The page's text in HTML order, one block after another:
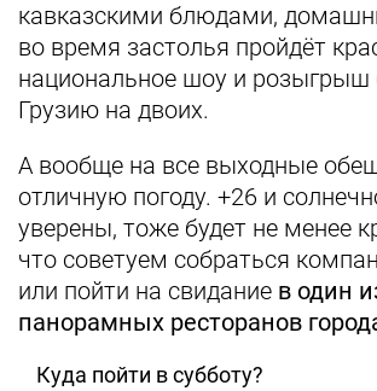
кавказскими блюдами,
во время застолья пройдёт
национальное шоу и розыгрыш
Грузию на двоих.
А вообще на все выходные
отличную погоду. +26 и
уверены, тоже будет не менее
что советуем собраться
или пойти на свидание в один
панорамных ресторанов
Куда пойти в субботу?